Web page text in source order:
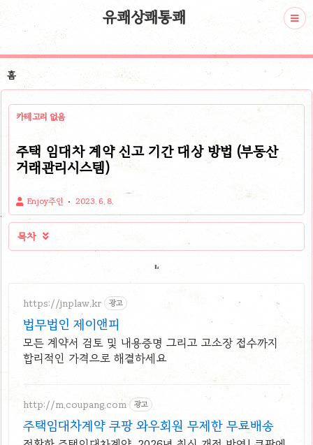
유쾌상쾌통쾌
홈
카테고리 없음
주택 임대차 계약 신고 기간 대상 방법 (부동산
거래관리시스템)
Enjoy주인 2023. 6. 8.
목차 
https://jnplaw.kr 광고
법무법인 제이앤피
모든 계약서 검토 및 내용증명 그리고 고소장 접수까지
합리적인 가격으로 해결하세요
http://m.coupang.com 광고
주택임대차계약 쿠팡 와우회원 무제한 무료배송